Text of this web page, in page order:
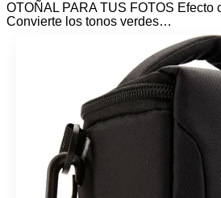
OTOÑAL PARA TUS FOTOS Efecto
Convierte los tonos verdes…